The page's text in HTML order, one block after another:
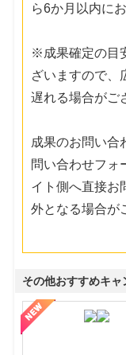
ら6か月以内に
※成果確定の目
ざいますので、
遅れる場合がご
成果のお問い合
問い合わせフォ
イト側へ直接お
外となる場合が
その他おすすめキャ